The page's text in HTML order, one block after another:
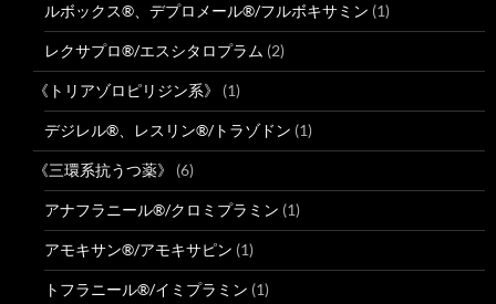
ルボックス®、デプロメール®/フルボキサミン (1)
レクサプロ®/エスシタロプラム (2)
《トリアゾロピリジン系》 (1)
デジレル®、レスリン®/トラゾドン (1)
《三環系抗うつ薬》 (6)
アナフラニール®/クロミプラミン (1)
アモキサン®/アモキサピン (1)
トフラニール®/イミプラミン (1)